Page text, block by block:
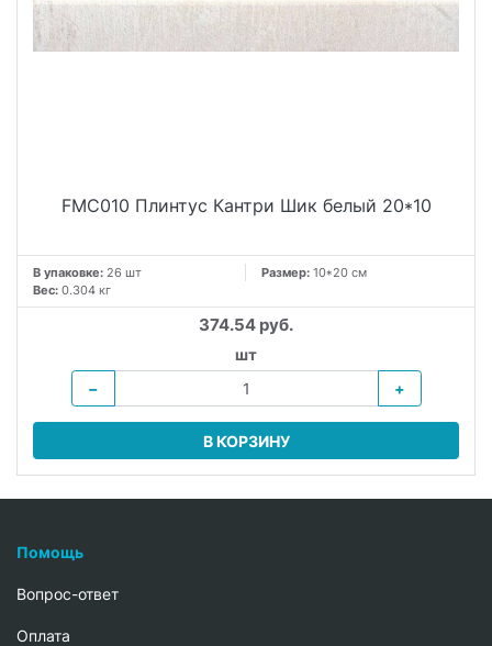
FMC010 Плинтус Кантри Шик белый 20*10
В упаковке: 26 шт Размер: 10*20 см
Вес: 0.304 кг
374.54 руб.
шт
−
+
В КОРЗИНУ
Помощь
Вопрос-ответ
Oплата